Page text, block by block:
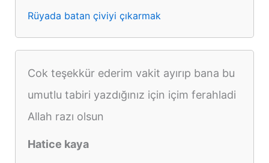
Rüyada batan çiviyi çıkarmak
Cok teşekkür ederim vakit ayırıp bana bu
umutlu tabiri yazdığınız için içim ferahladi
Allah razı olsun
Hatice kaya